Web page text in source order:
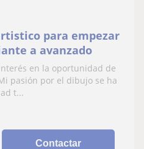
para empezar
a avanzado
en la oportunidad de
pasión por el dibujo se ha
t...
Contactar